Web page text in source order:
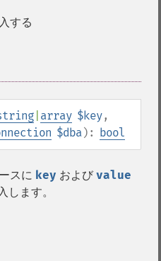
する
array $key,
$dba): bool
スに key および value
します。